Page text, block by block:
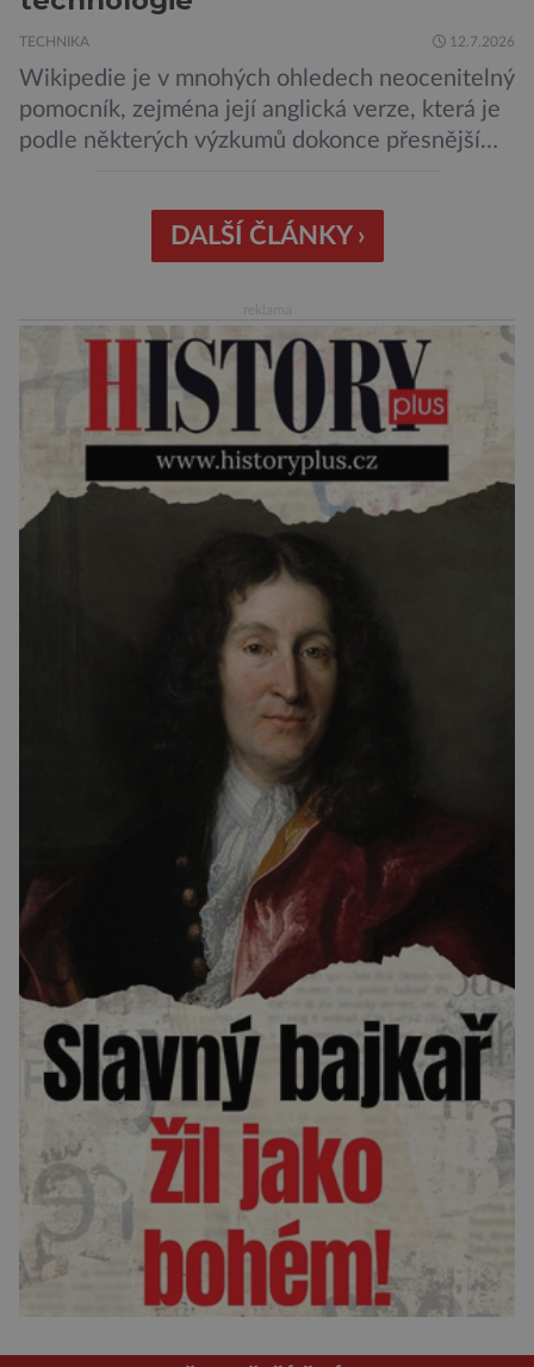
TECHNIKA 12.7.2026
Wikipedie je v mnohých ohledech neocenitelný
pomocník, zejména její anglická verze, která je
podle některých výzkumů dokonce přesnější
křišťálovou kouli, ze které umělá inteligence
věštila, které technologie v dohledné
Za vším stojí australští výzkumníci, kteří pomocí
umělé inteligence a […]
DALŠÍ ČLÁNKY ›